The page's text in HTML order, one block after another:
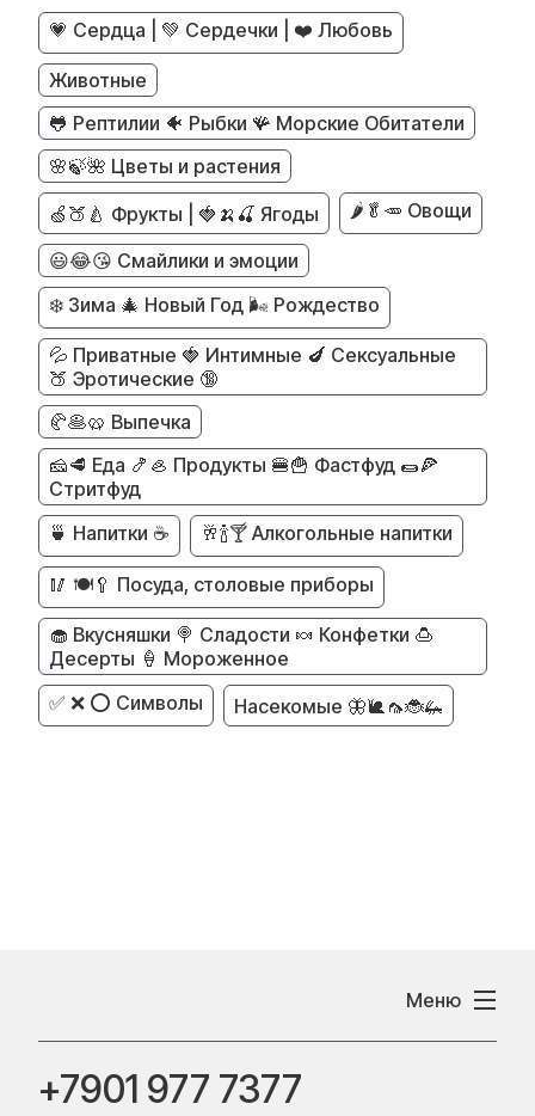
💗 Сердца | 💚 Сердечки | ❤️ Любовь
Животные
🐸 Рептилии 🐠 Рыбки 🪸 Морские Обитатели
🌸🍃🌺 Цветы и растения
🍏🍑🍐 Фрукты | 🍓🍌🍒 Ягоды
🌶️🥬🥕 Овощи
😃😂😘 Смайлики и эмоции
❄️ Зима 🎄 Новый Год 🌬️ Рождество
💦 Приватные 🍓 Интимные 🍆 Сексуальные
🍑 Эротические 🔞
🥐🥞🥨 Выпечка
🧀🥩 Еда 🍤🦪 Продукты 🍔🍟 Фастфуд 🌯🍕
Стритфуд
🍵 Напитки ☕
🥂🍾🍸 Алкогольные напитки
🥢 🍽️🥄 Посуда, столовые приборы
🧁 Вкусняшки 🍭 Сладости 🍬 Конфетки 🍮
Десерты 🍦 Мороженное
✅ ❌ ⭕ Символы
Насекомые 🦋🐌🦟🐞🦗
Меню
+7901 977 7377